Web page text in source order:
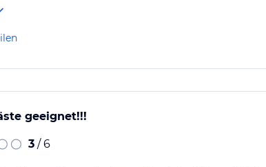
geeignet!!!
3 / 6